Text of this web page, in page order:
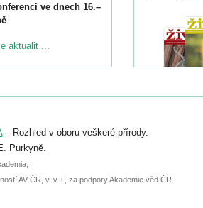
ve dnech 16.–
.
ke konferenci
do 6. září.
přednášky nebo
aktualit ...
– Rozhled v oboru veškeré přírody.
Purkyně.
AV ČR, v. v. i., za podpory Akademie věd ČR.